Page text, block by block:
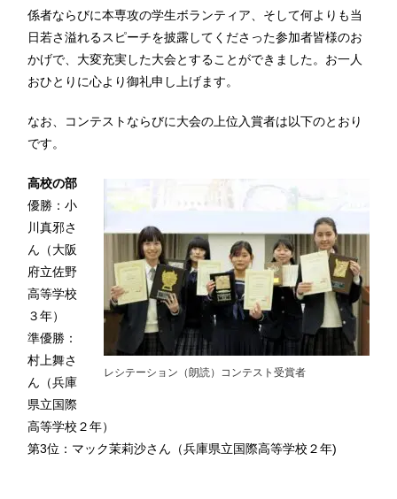
係者ならびに本専攻の学生ボランティア、そして何よりも当
日若さ溢れるスピーチを披露してくださった参加者皆様のお
かげで、大変充実した大会とすることができました。お一人
おひとりに心より御礼申し上げます。
なお、コンテストならびに大会の上位入賞者は以下のとおり
です。
レシテーション（朗読）コンテスト受賞者
高校の部
優勝：小
川真邪さ
ん（大阪
府立佐野
高等学校
３年）
準優勝：
村上舞さ
ん（兵庫
県立国際
高等学校２年）
第3位：マック茉莉沙さん（兵庫県立国際高等学校２年)